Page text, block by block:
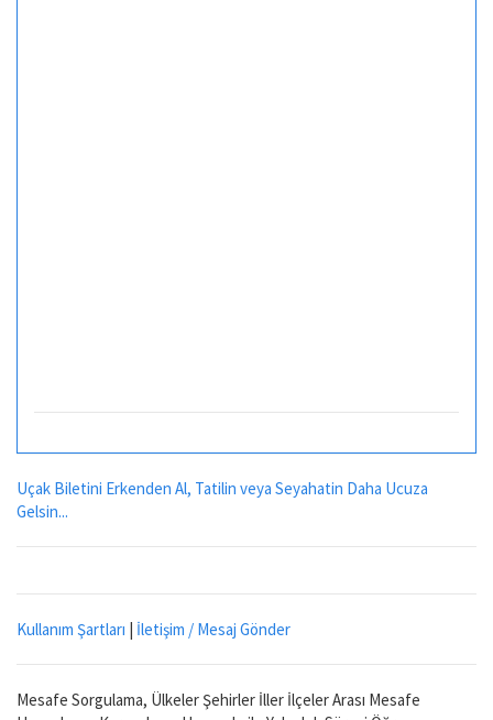
Uçak Biletini Erkenden Al, Tatilin veya Seyahatin Daha Ucuza
Gelsin...
Kullanım Şartları | İletişim / Mesaj Gönder
Mesafe Sorgulama, Ülkeler Şehirler İller İlçeler Arası Mesafe